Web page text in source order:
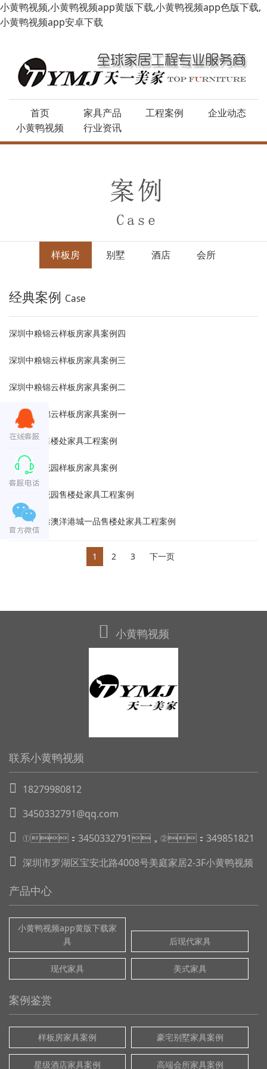
小黄鸭视频,小黄鸭视频app黄版下载,小黄鸭视频app色版下载,
小黄鸭视频app安卓下载
首页 家具产品 工程案例
企业动态
小黄鸭视频
行业资讯
样板房 别墅 酒店 会所
经典案例 Case
深圳中粮锦云样板房家具案例四
深圳中粮锦云样板房家具案例三
深圳中粮锦云样板房家具案例二
深圳中粮锦云样板房家具案例一
中粮锦云售楼处家具工程案例
深圳依山花园样板房家具案例
深圳依山花园售楼处家具工程案例
江苏连云港澳洋港城一品售楼处家具工程案例
1 2 3 下一页
小黄鸭视频
联系小黄鸭视频
18279980812
3450332791@qq.com
①：3450332791，②：349851821
深圳市罗湖区宝安北路4008号美庭家居2-3F小黄鸭视频
产品中心
小黄鸭视频app黄版下载家
具
后现代家具
现代家具 美式家具
案例鉴赏
样板房家具案例 豪宅别墅家具案例
星级酒店家具案例 高端会所家具案例